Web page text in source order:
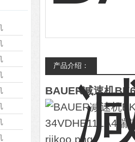
产品介绍：
BAUER减速机